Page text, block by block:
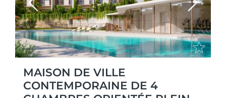
Previous Next
MAISON DE VILLE
CONTEMPORAINE DE 4